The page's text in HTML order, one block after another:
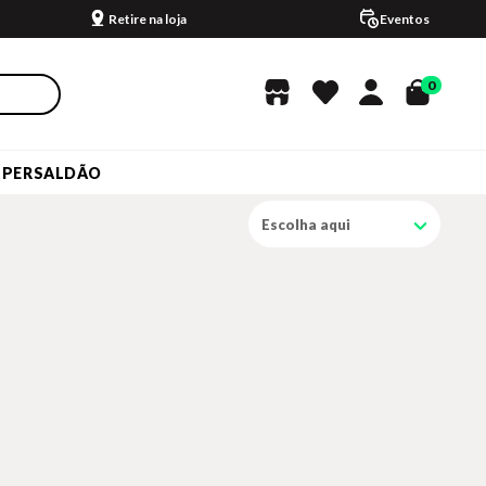
Retire na loja Eventos
0
Escolha aqui